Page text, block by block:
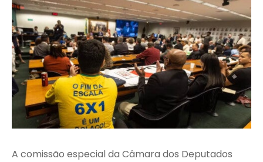
A comissão especial da Câmara dos Deputados